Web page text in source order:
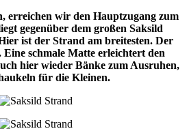
erreichen wir den Hauptzugang zum
gegenüber dem großen Saksild
ist der Strand am breitesten. Der
Eine schmale Matte erleichtert den
hier wieder Bänke zum Ausruhen,
für die Kleinen.